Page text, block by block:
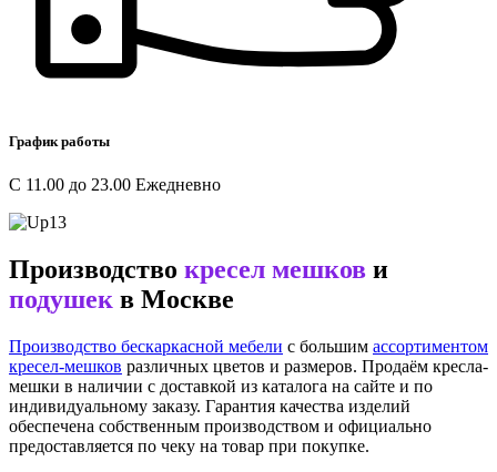
График работы
С 11.00 до 23.00 Ежедневно
Производство кресел мешков и
подушек в Москве
Производство бескаркасной мебели с большим ассортиментом
кресел-мешков различных цветов и размеров. Продаём кресла-
мешки в наличии с доставкой из каталога на сайте и по
индивидуальному заказу. Гарантия качества изделий
обеспечена собственным производством и официально
предоставляется по чеку на товар при покупке.